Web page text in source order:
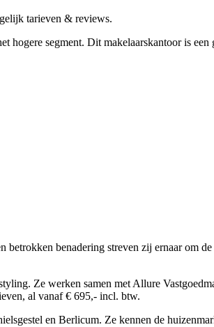
tarieven & reviews.
hogere segment. Dit makelaarskantoor is een
benadering streven zij ernaar om
Ze werken samen met Allure
al vanaf € 695,- incl. btw.
en Berlicum. Ze kennen de